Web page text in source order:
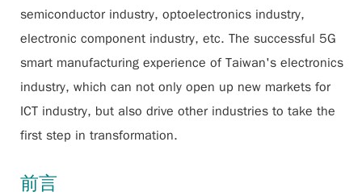
semiconductor industry, optoelectronics industry,
electronic component industry, etc. The successful 5G
smart manufacturing experience of Taiwan's electronics
industry, which can not only open up new markets for
ICT industry, but also drive other industries to take the
first step in transformation.
前言